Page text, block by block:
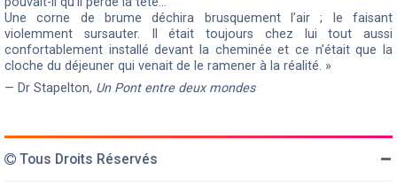
Une corne de brume déchira brusquement l’air ; le faisant
violemment sursauter. Il était toujours chez lui tout aussi
confortablement installé devant la cheminée et ce n’était que la
cloche du déjeuner qui venait de le ramener à la réalité. »
— Dr Stapelton, Un Pont entre deux mondes
Tous Droits Réservés